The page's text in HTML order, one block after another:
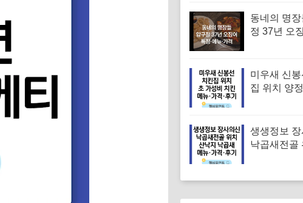
동네의 명
정 37년 오
음 특징·메
미우새 신
집 위치 양
기
생생정보
낙곱새전골
뉴·가격·후